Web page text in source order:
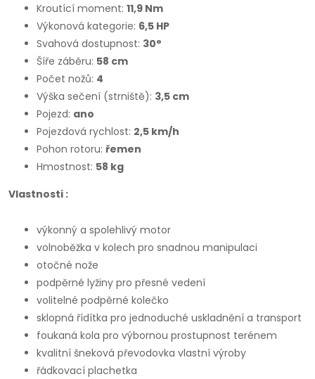
Kroutící moment: 11,9 Nm
Výkonová kategorie: 6,5 HP
Svahová dostupnost: 30°
Šíře záběru: 58 cm
Počet nožů: 4
Výška sečení (strniště): 3,5 cm
Pojezd: ano
Pojezdová rychlost: 2,5 km/h
Pohon rotoru: řemen
Hmostnost: 58 kg
Vlastnosti :
výkonný a spolehlivý motor
volnoběžka v kolech pro snadnou manipulaci
otočné nože
podpěrné lyžiny pro přesné vedení
volitelné podpěrné kolečko
sklopná řídítka pro jednoduché uskladnění a transport
foukaná kola pro výbornou prostupnost terénem
kvalitní šneková převodovka vlastní výroby
řádkovací plachetka